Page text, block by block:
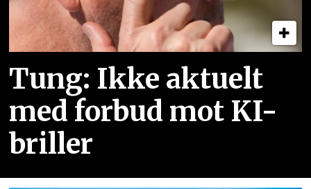
Tung: Ikke aktuelt
med forbud mot KI-
briller